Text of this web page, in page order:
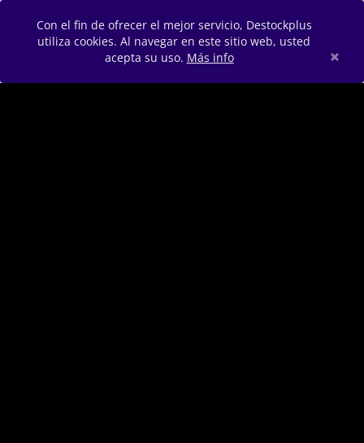
Con el fin de ofrecer el mejor servicio, Destockplus
utiliza cookies. Al navegar en este sitio web, usted
acepta su uso. Más info ×